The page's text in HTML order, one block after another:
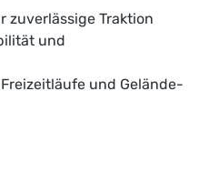
zuverlässige Traktion
und
und Gelände-